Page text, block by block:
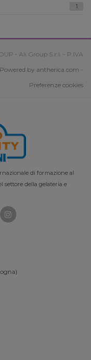
1
- Ali Group S.r.l. - P.IVA
Powered by antherica.com -
Preferenze cookies
di formazione al
settore della gelateria e